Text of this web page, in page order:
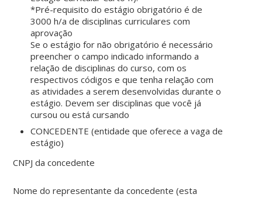
*Pré-requisito do estágio obrigatório é de
3000 h/a de disciplinas curriculares com
aprovação
Se o estágio for não obrigatório é necessário
preencher o campo indicado informando a
relação de disciplinas do curso, com os
respectivos códigos e que tenha relação com
as atividades a serem desenvolvidas durante o
estágio. Devem ser disciplinas que você já
cursou ou está cursando
CONCEDENTE (entidade que oferece a vaga de
estágio)
CNPJ da concedente
Nome do representante da concedente (esta